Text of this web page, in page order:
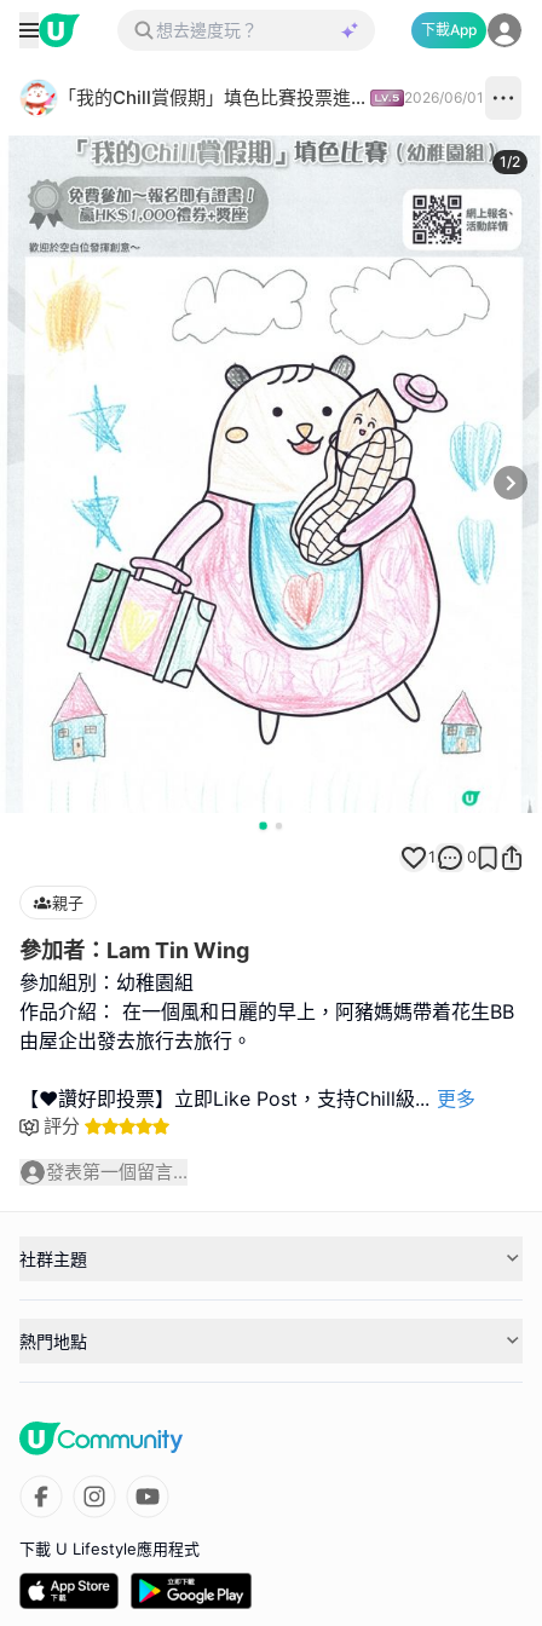
下載App
「我的Chill賞假期」填色比賽投票進行中✅ 2026/06/01
1/2
1 0
親子
參加者：Lam Tin Wing
參加組別：幼稚園組
作品介紹： 在一個風和日麗的早上，阿豬媽媽帶着花生BB
由屋企出發去旅行去旅行。
【❤️讚好即投票】立即Like Post，支持Chill級... 更多
評分
發表第一個留言...
社群主題
熱門地點
下載 U Lifestyle應用程式